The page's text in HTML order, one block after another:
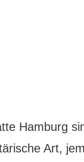
Hamburg
Art,